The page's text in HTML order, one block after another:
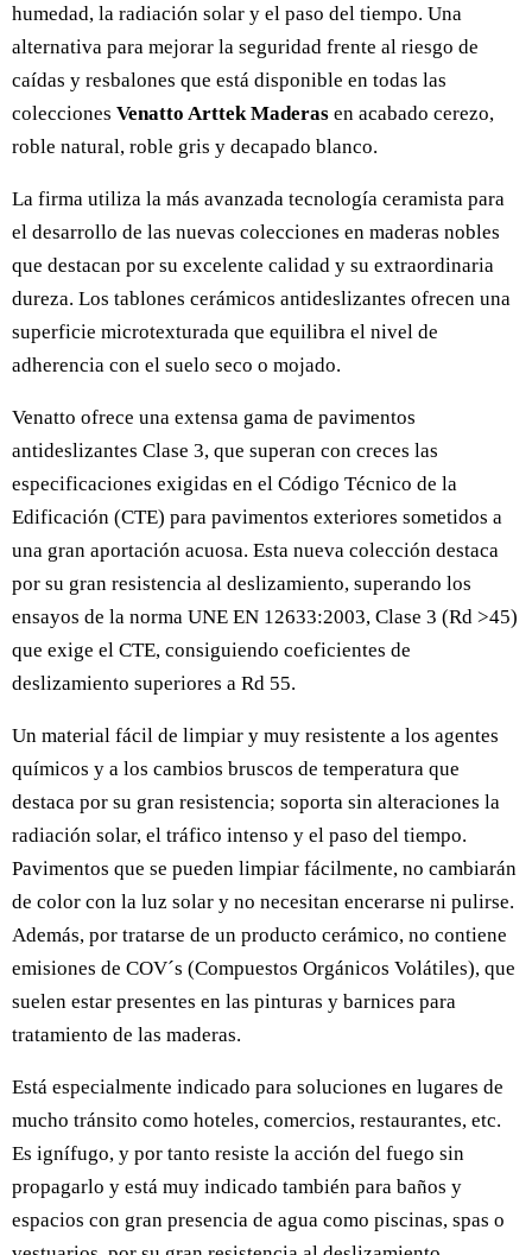
humedad, la radiación solar y el paso del tiempo. Una
alternativa para mejorar la seguridad frente al riesgo de
caídas y resbalones que está disponible en todas las
colecciones Venatto Arttek Maderas en acabado cerezo,
roble natural, roble gris y decapado blanco.
La firma utiliza la más avanzada tecnología ceramista para
el desarrollo de las nuevas colecciones en maderas nobles
que destacan por su excelente calidad y su extraordinaria
dureza. Los tablones cerámicos antideslizantes ofrecen una
superficie microtexturada que equilibra el nivel de
adherencia con el suelo seco o mojado.
Venatto ofrece una extensa gama de pavimentos
antideslizantes Clase 3, que superan con creces las
especificaciones exigidas en el Código Técnico de la
Edificación (CTE) para pavimentos exteriores sometidos a
una gran aportación acuosa. Esta nueva colección destaca
por su gran resistencia al deslizamiento, superando los
ensayos de la norma UNE EN 12633:2003, Clase 3 (Rd >45)
que exige el CTE, consiguiendo coeficientes de
deslizamiento superiores a Rd 55.
Un material fácil de limpiar y muy resistente a los agentes
químicos y a los cambios bruscos de temperatura que
destaca por su gran resistencia; soporta sin alteraciones la
radiación solar, el tráfico intenso y el paso del tiempo.
Pavimentos que se pueden limpiar fácilmente, no cambiarán
de color con la luz solar y no necesitan encerarse ni pulirse.
Además, por tratarse de un producto cerámico, no contiene
emisiones de COV´s (Compuestos Orgánicos Volátiles), que
suelen estar presentes en las pinturas y barnices para
tratamiento de las maderas.
Está especialmente indicado para soluciones en lugares de
mucho tránsito como hoteles, comercios, restaurantes, etc.
Es ignífugo, y por tanto resiste la acción del fuego sin
propagarlo y está muy indicado también para baños y
espacios con gran presencia de agua como piscinas, spas o